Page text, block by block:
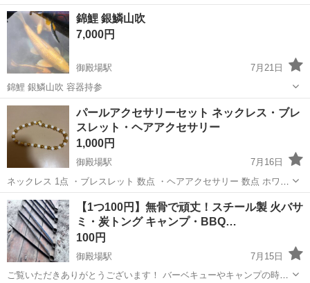
ト製 未塗装品 再販されない限り手に入らない希少価値の高い物かと思
いますのでこの機会に是非 某フリマサイトでは10万円～15万円位で
静岡 御殿場市 御殿場駅
錦鯉 銀鱗山吹
7,000円
御殿場駅
7月21日
錦鯉 銀鱗山吹 容器持参
静岡 御殿場市 御殿場駅 その他 銀鱗
パールアクセサリーセット ネックレス・ブレ
スレット・ヘアアクセサリー
1,000円
御殿場駅
7月16日
ネックレス 1点 ・ブレスレット 数点 ・ヘアアクセサリー 数点 ホワイ
ト×ゴールドカラーで、上品なデザインです。 結婚式、パーティー、
入学式、卒業式、普段使いにもおすすめです。 新品・未使用です。 自
宅保管のため、細か...
静岡 御殿場市 御殿場駅 その他
⁠【1つ100円】無骨で頑丈！スチール製 火バサ
ミ・炭トング キャンプ・BBQ…
100円
御殿場駅
7月15日
ご覧いただきありがとうございます！ バーベキューやキャンプの時